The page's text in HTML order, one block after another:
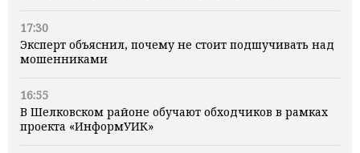
17:30
Эксперт объяснил, почему не стоит подшучивать над
мошенниками
16:55
В Шелковском районе обучают обходчиков в рамках
проекта «ИнформУИК»